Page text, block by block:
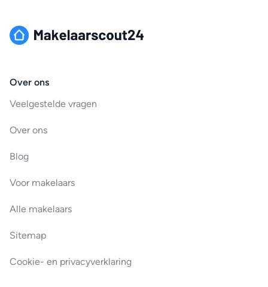
Over ons
Veelgestelde vragen
Over ons
Blog
Voor makelaars
Alle makelaars
Sitemap
Cookie- en privacyverklaring